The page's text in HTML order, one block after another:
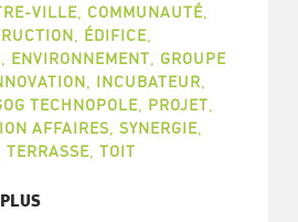
VILLE, COMMUNAUTÉ,
ÉDIFICE,
ENVIRONNEMENT
GROUPE
INCUBATEUR
TECHNOPOLE, PROJET
AFFAIRES SYNERGIE,
TERRASSE, TOIT